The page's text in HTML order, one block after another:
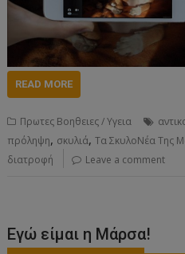
READ MORE
Πρωτες Βοηθειες / Υγεια
πρόληψη, σκυλιά,Τα ΣκυλοΝέα Της
διατροφή
Leave a comment
Εγώ είμαι η Μάρσα!